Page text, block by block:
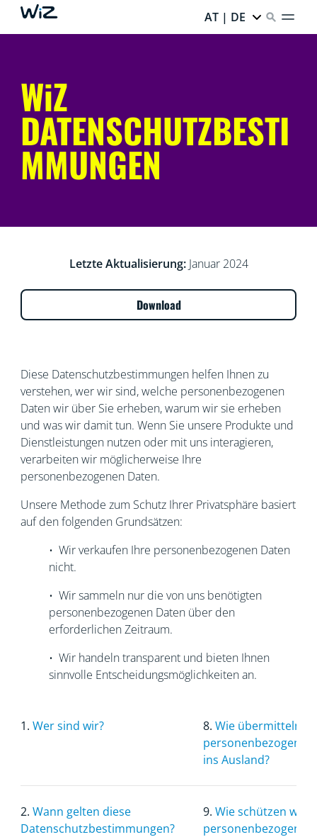
AT | DE
WiZ
DATENSCHUTZBESTI
MMUNGEN
Letzte Aktualisierung:Januar 2024
Download
Diese Datenschutzbestimmungen helfen Ihnen zu
verstehen, wer wir sind, welche personenbezogenen
Daten wir über Sie erheben, warum wir sie erheben
und was wir damit tun. Wenn Sie unsere Produkte und
Dienstleistungen nutzen oder mit uns interagieren,
verarbeiten wir möglicherweise Ihre
personenbezogenen Daten.
Unsere Methode zum Schutz Ihrer Privatsphäre basiert
auf den folgenden Grundsätzen:
• Wir verkaufen Ihre personenbezogenen Daten
nicht.
• Wir sammeln nur die von uns benötigten
personenbezogenen Daten über den
erforderlichen Zeitraum.
• Wir handeln transparent und bieten Ihnen
sinnvolle Entscheidungsmöglichkeiten an.
1. Wer sind wir? 8. Wie übermitteln
ins Ausland?
2. Wann gelten diese
Datenschutzbestimmungen?
9. Wie schützen wir
personenbezogenen